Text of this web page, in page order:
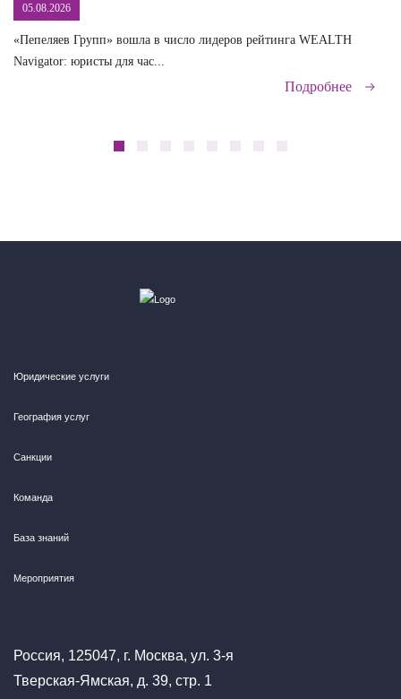
05.08.2026
«Пепеляев Групп» вошла в число лидеров рейтинга WEALTH
Navigator: юристы для час...
Подробнее
Юридические услуги
География услуг
Санкции
Команда
База знаний
Мероприятия
Россия, 125047, г. Москва, ул. 3-я
Тверская-Ямская, д. 39, стр. 1